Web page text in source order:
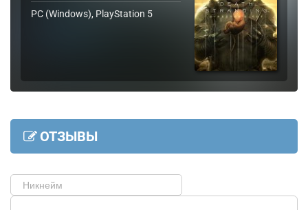
PC (Windows), PlayStation 5
ОТЗЫВЫ